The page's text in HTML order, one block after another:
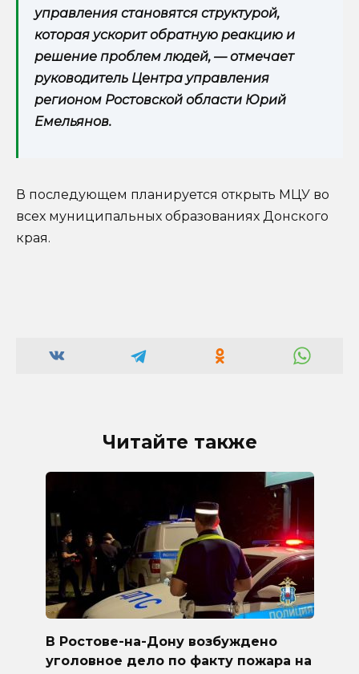
управления становятся структурой,
которая ускорит обратную реакцию и
решение проблем людей, — отмечает
руководитель Центра управления
регионом Ростовской области Юрий
Емельянов.
В последующем планируется открыть МЦУ во
всех муниципальных образованиях Донского
края.
Читайте также
В Ростове-на-Дону возбуждено
уголовное дело по факту пожара на